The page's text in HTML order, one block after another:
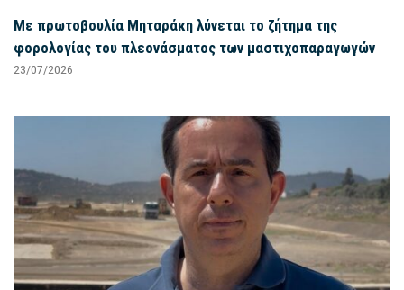
Με πρωτοβουλία Μηταράκη λύνεται το ζήτημα της
φορολογίας του πλεονάσματος των μαστιχοπαραγωγών
23/07/2026